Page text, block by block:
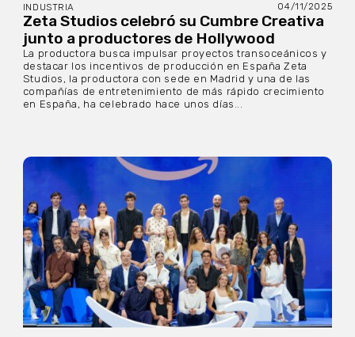
INDUSTRIA 04/11/2025
Zeta Studios celebró su Cumbre Creativa
junto a productores de Hollywood
La productora busca impulsar proyectos transoceánicos y
destacar los incentivos de producción en España Zeta
Studios, la productora con sede en Madrid y una de las
compañías de entretenimiento de más rápido crecimiento
en España, ha celebrado hace unos días...